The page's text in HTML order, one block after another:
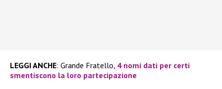
LEGGI ANCHE: Grande Fratello, 4 nomi dati per certi
smentiscono la loro partecipazione